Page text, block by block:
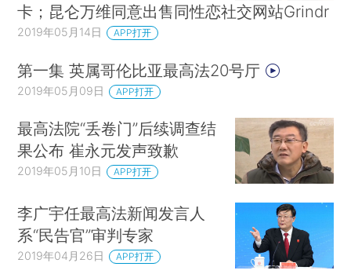
卡；昆仑万维同意出售同性恋社交网站Grindr
2019年05月14日 APP打开
第一集 英属哥伦比亚最高法20号厅
2019年05月09日 APP打开
最高法院“丢卷门”后续调查结
果公布 崔永元发声致歉
2019年05月10日 APP打开
李广宇任最高法新闻发言人
系“民告官”审判专家
2019年04月26日 APP打开